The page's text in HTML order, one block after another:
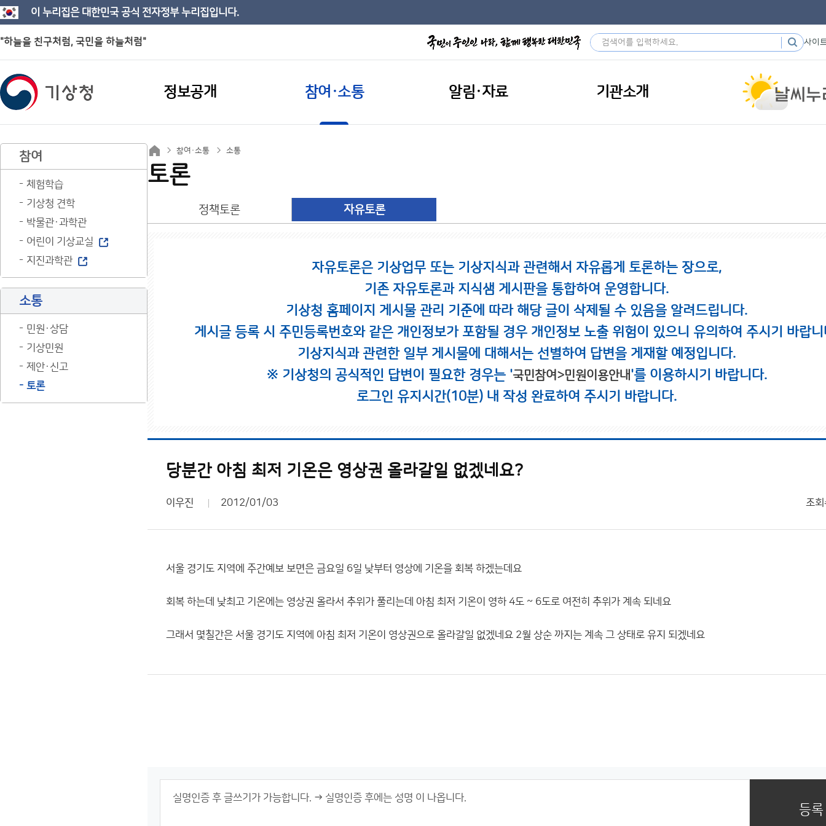
이 누리집은 대한민국 공식 전자정부 누리집입니다.
"하늘을 친구처럼, 국민을 하늘처럼" 사이
정보공개 참여·소통 알림·자료 기관소개
참여
체험학습
기상청 견학
박물관·과학관
어린이 기상교실
지진과학관
소통
민원·상담
기상민원
제안·신고
토론
참여·소통 소통
토론
정책토론 자유토론
자유토론은 기상업무 또는 기상지식과 관련해서 자유롭게 토론하는 장으로,
기존 자유토론과 지식샘 게시판을 통합하여 운영합니다.
기상청 홈페이지 게시물 관리 기준에 따라 해당 글이 삭제될 수 있음을 알려드립니다.
게시글 등록 시 주민등록번호와 같은 개인정보가 포함될 경우 개인정보 노출 위험이 있으니 유의하여 주시기 바랍니
기상지식과 관련한 일부 게시물에 대해서는 선별하여 답변을 게재할 예정입니다.
※ 기상청의 공식적인 답변이 필요한 경우는 '국민참여>민원이용안내'를 이용하시기 바랍니다.
로그인 유지시간(10분) 내 작성 완료하여 주시기 바랍니다.
당분간 아침 최저 기온은 영상권 올라갈일 없겠네요?
이우진 2012/01/03 조회
서울 경기도 지역에 주간예보 보면은 금요일 6일 낮부터 영상에 기온을 회복 하겠는데요
회복 하는데 낮최고 기온에는 영상권 올라서 추위가 풀리는데 아침 최저 기온이 영하 4도 ~ 6도로 여전히 추위가 계속 되네요
그래서 몇칠간은 서울 경기도 지역에 아침 최저 기온이 영상권으로 올라갈일 없겠네요 2월 상순 까지는 계속 그 상태로 유지 되겠네요
등록